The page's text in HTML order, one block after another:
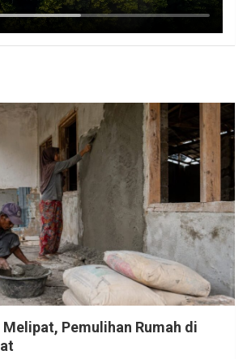
Pemulihan Rumah di